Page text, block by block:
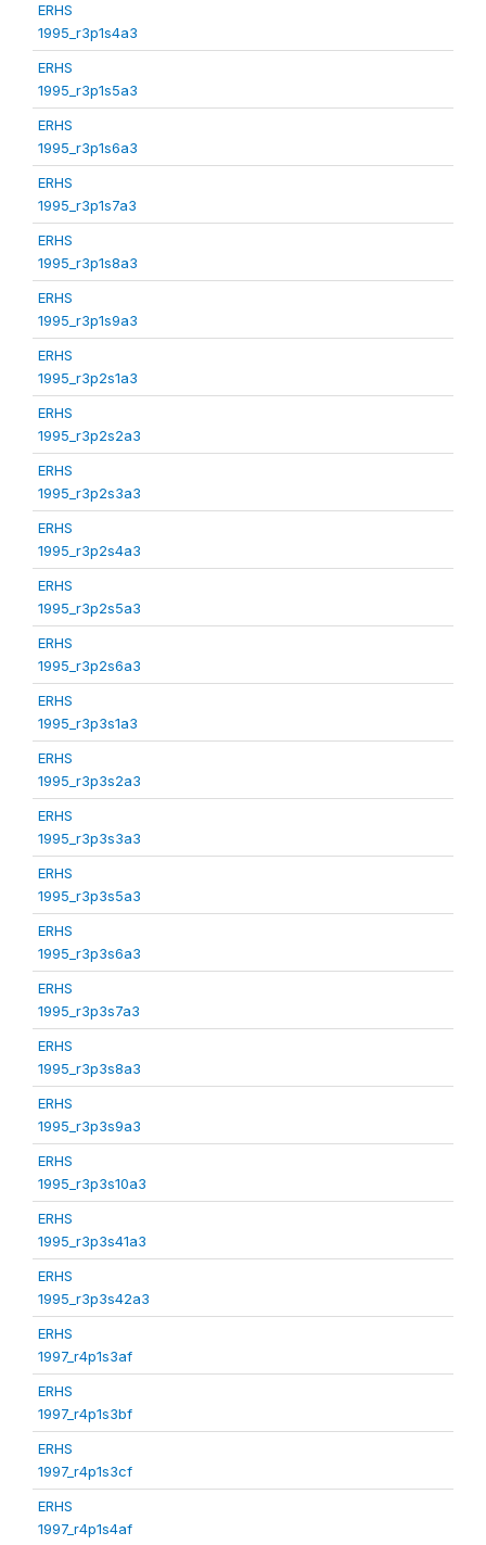
ERHS
1995_r3p1s4a3
ERHS
1995_r3p1s5a3
ERHS
1995_r3p1s6a3
ERHS
1995_r3p1s7a3
ERHS
1995_r3p1s8a3
ERHS
1995_r3p1s9a3
ERHS
1995_r3p2s1a3
ERHS
1995_r3p2s2a3
ERHS
1995_r3p2s3a3
ERHS
1995_r3p2s4a3
ERHS
1995_r3p2s5a3
ERHS
1995_r3p2s6a3
ERHS
1995_r3p3s1a3
ERHS
1995_r3p3s2a3
ERHS
1995_r3p3s3a3
ERHS
1995_r3p3s5a3
ERHS
1995_r3p3s6a3
ERHS
1995_r3p3s7a3
ERHS
1995_r3p3s8a3
ERHS
1995_r3p3s9a3
ERHS
1995_r3p3s10a3
ERHS
1995_r3p3s41a3
ERHS
1995_r3p3s42a3
ERHS
1997_r4p1s3af
ERHS
1997_r4p1s3bf
ERHS
1997_r4p1s3cf
ERHS
1997_r4p1s4af